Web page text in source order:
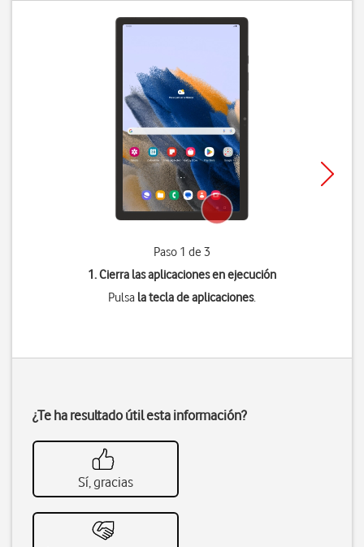
Paso 1 de 3
1. Cierra las aplicaciones en ejecución
Pulsa la tecla de aplicaciones.
¿Te ha resultado útil esta información?
Sí, gracias